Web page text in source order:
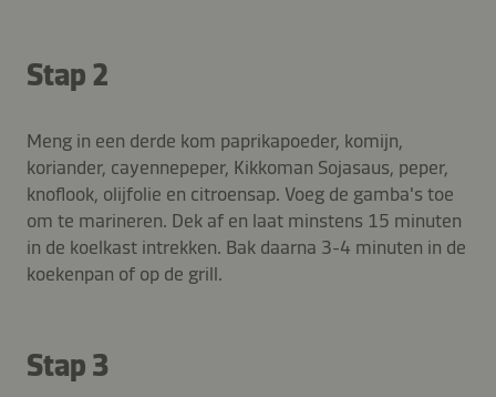
Stap 2
Meng in een derde kom paprikapoeder, komijn,
koriander, cayennepeper, Kikkoman Sojasaus, peper,
knoflook, olijfolie en citroensap. Voeg de gamba's toe
om te marineren. Dek af en laat minstens 15 minuten
in de koelkast intrekken. Bak daarna 3-4 minuten in de
koekenpan of op de grill.
Stap 3